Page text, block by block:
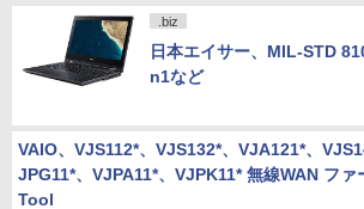
.biz
日本エイサー、MIL-STD
n1など
VAIO、VJS112*、VJS132*、VJA121*、
JPG11*、VJPA11*、VJPK11* 無線WAN フ
Tool